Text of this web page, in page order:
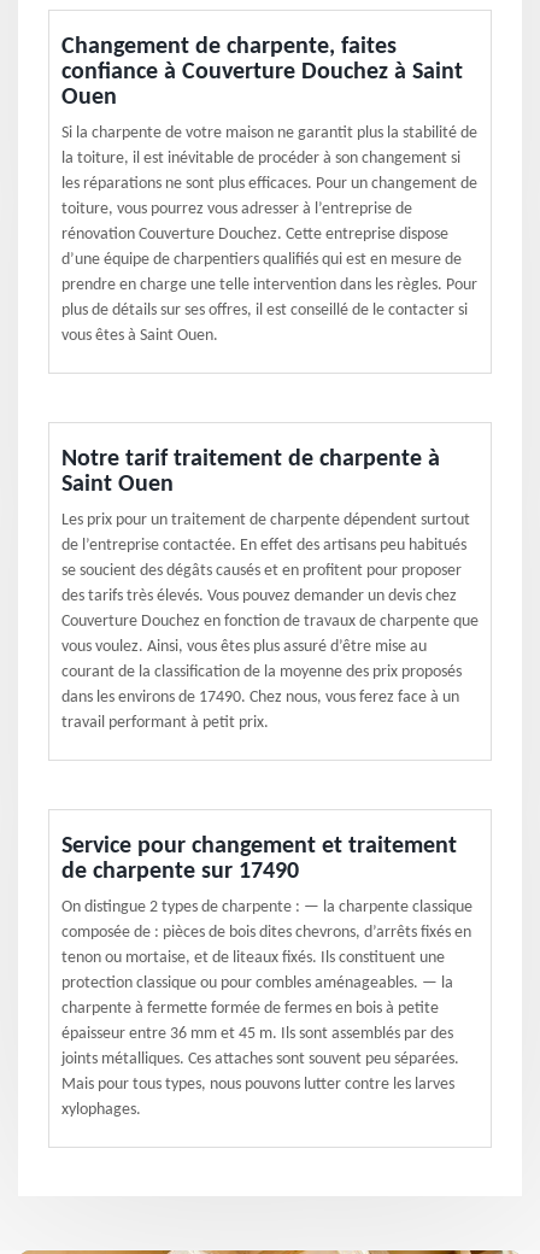
Changement de charpente, faites
confiance à Couverture Douchez à Saint
Ouen
Si la charpente de votre maison ne garantit plus la stabilité de
la toiture, il est inévitable de procéder à son changement si
les réparations ne sont plus efficaces. Pour un changement de
toiture, vous pourrez vous adresser à l’entreprise de
rénovation Couverture Douchez. Cette entreprise dispose
d’une équipe de charpentiers qualifiés qui est en mesure de
prendre en charge une telle intervention dans les règles. Pour
plus de détails sur ses offres, il est conseillé de le contacter si
vous êtes à Saint Ouen.
Notre tarif traitement de charpente à
Saint Ouen
Les prix pour un traitement de charpente dépendent surtout
de l’entreprise contactée. En effet des artisans peu habitués
se soucient des dégâts causés et en profitent pour proposer
des tarifs très élevés. Vous pouvez demander un devis chez
Couverture Douchez en fonction de travaux de charpente que
vous voulez. Ainsi, vous êtes plus assuré d’être mise au
courant de la classification de la moyenne des prix proposés
dans les environs de 17490. Chez nous, vous ferez face à un
travail performant à petit prix.
Service pour changement et traitement
de charpente sur 17490
On distingue 2 types de charpente : — la charpente classique
composée de : pièces de bois dites chevrons, d’arrêts fixés en
tenon ou mortaise, et de liteaux fixés. Ils constituent une
protection classique ou pour combles aménageables. — la
charpente à fermette formée de fermes en bois à petite
épaisseur entre 36 mm et 45 m. Ils sont assemblés par des
joints métalliques. Ces attaches sont souvent peu séparées.
Mais pour tous types, nous pouvons lutter contre les larves
xylophages.